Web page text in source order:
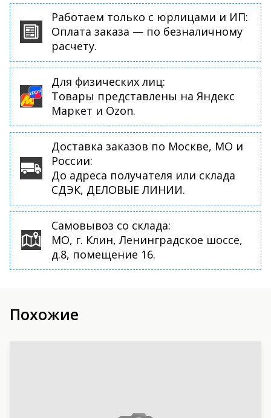
Работаем только с юрлицами и ИП:
Оплата заказа — по безналичному
расчету.
Для физических лиц:
Товары представлены на Яндекс
Маркет и Ozon.
Доставка заказов по Москве, МО и
России:
До адреса получателя или склада
СДЭК, ДЕЛОВЫЕ ЛИНИИ.
Самовывоз со склада:
МО, г. Клин, Ленинградское шоссе,
д.8, помещение 16.
Похожие